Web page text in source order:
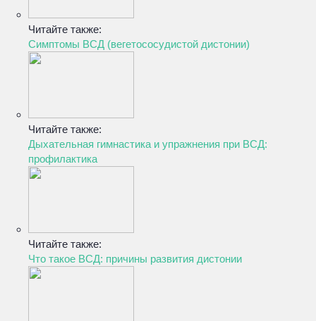
Читайте также:
Симптомы ВСД (вегетососудистой дистонии)
Читайте также:
Дыхательная гимнастика и упражнения при ВСД:
профилактика
Читайте также:
Что такое ВСД: причины развития дистонии